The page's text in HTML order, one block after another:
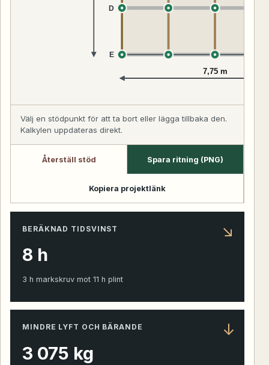
D
E
7,75 m
Välj en stödpunkt för att ta bort eller lägga tillbaka den.
Kalkylen uppdateras direkt.
Återställ stöd Spara ritning (PNG)
Kopiera projektlänk
↘
BERÄKNAD TIDSVINST
8 h
3 h markskruv mot 11 h plint
↓
MINDRE LYFT OCH BÄRANDE
3 075 kg